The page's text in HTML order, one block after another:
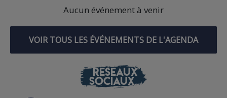
Aucun événement à venir
VOIR TOUS LES ÉVÉNEMENTS DE L'AGENDA
RÉSEAUX
SOCIAUX